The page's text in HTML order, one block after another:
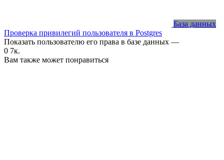
База данных
Проверка привилегий пользователя в Postgres
Показать пользователю его права в базе данных —
0 7к.
Вам также может понравиться